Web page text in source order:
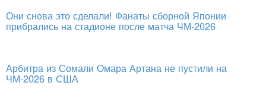
Они снова это сделали! Фанаты сборной Японии
прибрались на стадионе после матча ЧМ-2026
Арбитра из Сомали Омара Артана не пустили на
ЧМ-2026 в США